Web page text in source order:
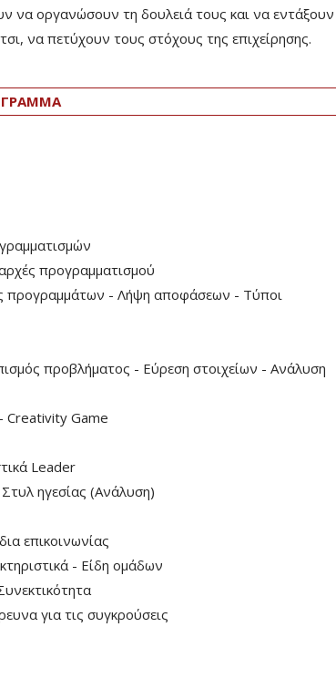
να οργανώσουν τη δουλειά τους και να εντάξουν
να πετύχουν τους στόχους της επιχείρησης.
προγραμματισμού
προγραμμάτων - Λήψη αποφάσεων - Τύποι
προβλήματος - Εύρεση στοιχείων - Ανάλυση
Creativity Game
Leader
ηγεσίας (Ανάλυση)
επικοινωνίας
- Είδη ομάδων
για τις συγκρούσεις